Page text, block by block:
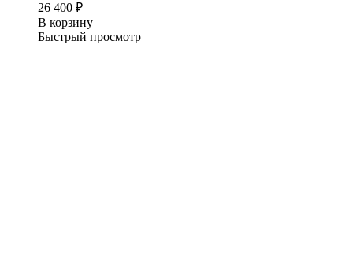
26 400 ₽
В корзину
Быстрый просмотр